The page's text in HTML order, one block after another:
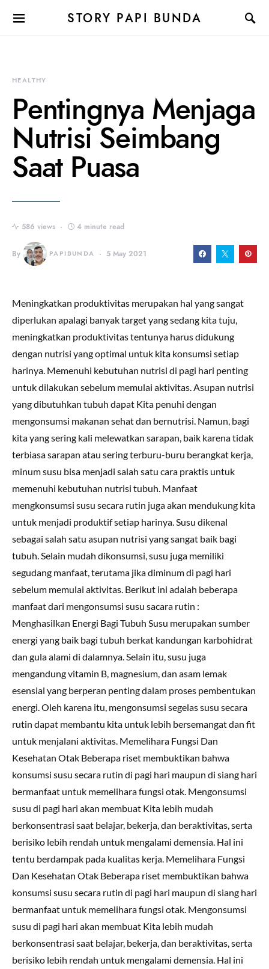
STORY PAPI BUNDA
HEALTHY
Pentingnya Menjaga
Nutrisi Seimbang
Saat Puasa
586 views 4 minute read
By PAPIBUNDA 5 May 2021
Meningkatkan produktivitas merupakan hal yang sangat
diperlukan apalagi banyak target yang sedang kita tuju,
meningkatkan produktivitas tentunya harus didukung
dengan nutrisi yang optimal untuk kita konsumsi setiap
harinya. Memenuhi kebutuhan nutrisi di pagi hari penting
untuk dilakukan sebelum memulai aktivitas. Asupan nutrisi
yang dibutuhkan tubuh dapat Kita penuhi dengan
mengonsumsi makanan sehat dan bernutrisi. Namun, bagi
kita yang sering kali melewatkan sarapan, baik karena tidak
terbiasa sarapan atau sering terburu-buru berangkat kerja,
minum susu bisa menjadi salah satu cara praktis untuk
memenuhi kebutuhan nutrisi tubuh. Manfaat
mengkonsumsi susu secara rutin juga akan mendukung kita
untuk menjadi produktif setiap harinya. Susu dikenal
sebagai salah satu asupan nutrisi yang sangat baik bagi
tubuh. Selain mudah dikonsumsi, susu juga memiliki
segudang manfaat, terutama jika diminum di pagi hari
sebelum memulai aktivitas. Berikut ini adalah beberapa
manfaat dari mengonsumsi susu sacara rutin :
Menghasilkan Energi Bagi Tubuh Susu merupakan sumber
energi yang baik bagi tubuh berkat kandungan karbohidrat
dan gula alami di dalamnya. Selain itu, susu juga
mengandung vitamin B, magnesium, dan asam lemak
esensial yang berperan penting dalam proses pembentukan
energi. Oleh karena itu, mengonsumsi segelas susu secara
rutin dapat membantu kita untuk lebih bersemangat dan fit
untuk menjalani aktivitas. Memelihara Fungsi Dan
Kesehatan Otak Beberapa riset membuktikan bahwa
konsumsi susu secara rutin di pagi hari maupun di siang hari
bermanfaat untuk memelihara fungsi otak. Mengonsumsi
susu di pagi hari akan membuat Kita lebih mudah
berkonsentrasi saat belajar, bekerja, dan beraktivitas, serta
berisiko lebih rendah untuk mengalami demensia. Hal ini
tentu berdampak pada kualitas kerja. Memelihara Fungsi
Dan Kesehatan Otak Beberapa riset membuktikan bahwa
konsumsi susu secara rutin di pagi hari maupun di siang hari
bermanfaat untuk memelihara fungsi otak. Mengonsumsi
susu di pagi hari akan membuat Kita lebih mudah
berkonsentrasi saat belajar, bekerja, dan beraktivitas, serta
berisiko lebih rendah untuk mengalami demensia. Hal ini